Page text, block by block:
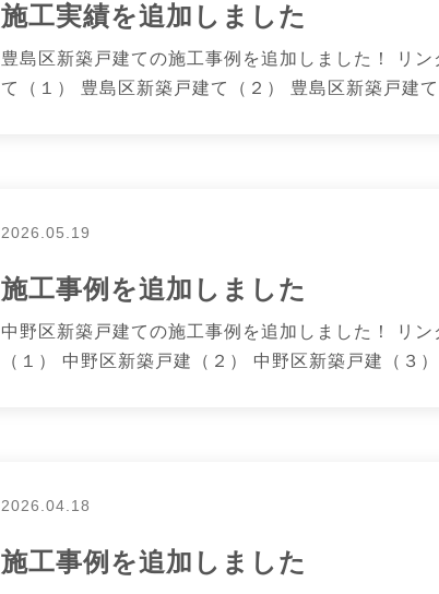
施工実績を追加しました
豊島区新築戸建ての施工事例を追加しました！ リ
て（１） 豊島区新築戸建て（２） 豊島区新築戸建
2026.05.19
施工事例を追加しました
中野区新築戸建ての施工事例を追加しました！ リ
（１） 中野区新築戸建（２） 中野区新築戸建（３
2026.04.18
施工事例を追加しました